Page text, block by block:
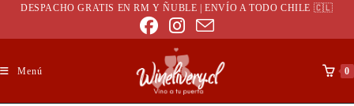
DESPACHO GRATIS EN RM Y ÑUBLE | ENVÍO A TODO CHILE 🇨🇱
Menú 0